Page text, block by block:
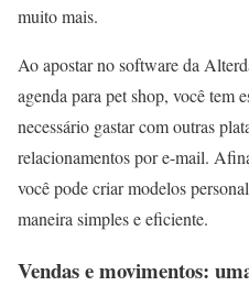
muito mais.
Ao apostar no software da
agenda para pet shop, você tem
necessário gastar com outras
relacionamentos por e-mail.
você pode criar modelos
maneira simples e eficiente.
Vendas e movimentos: